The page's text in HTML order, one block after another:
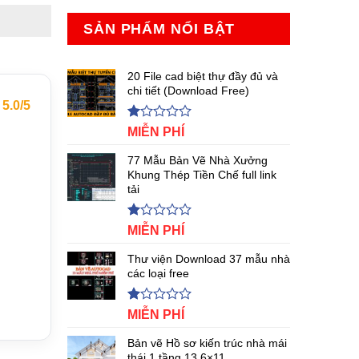
SẢN PHẨM NỔI BẬT
20 File cad biệt thự đầy đủ và
chi tiết (Download Free)
Được
hạng
1.00
5
sao
MIỄN PHÍ
77 Mẫu Bản Vẽ Nhà Xưởng
Khung Thép Tiền Chế full link
tải
Được
hạng
1.00
5
sao
MIỄN PHÍ
Thư viện Download 37 mẫu nhà
các loại free
Được
hạng
1.00
MIỄN PHÍ
Bản vẽ Hồ sơ kiến trúc nhà mái
5